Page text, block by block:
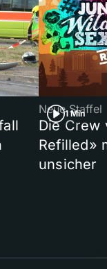
1 Min
Neue Staffel
Die Crew
Refilled»
unsicher